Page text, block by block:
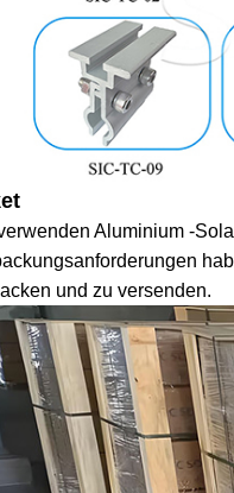
Aluminium -
und zu versenden.